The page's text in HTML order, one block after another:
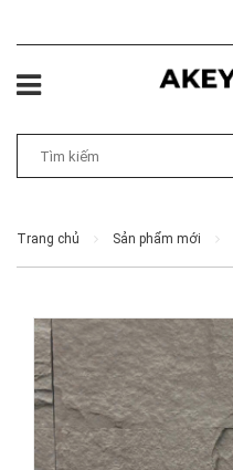
Trang chủ Sản phẩm mới